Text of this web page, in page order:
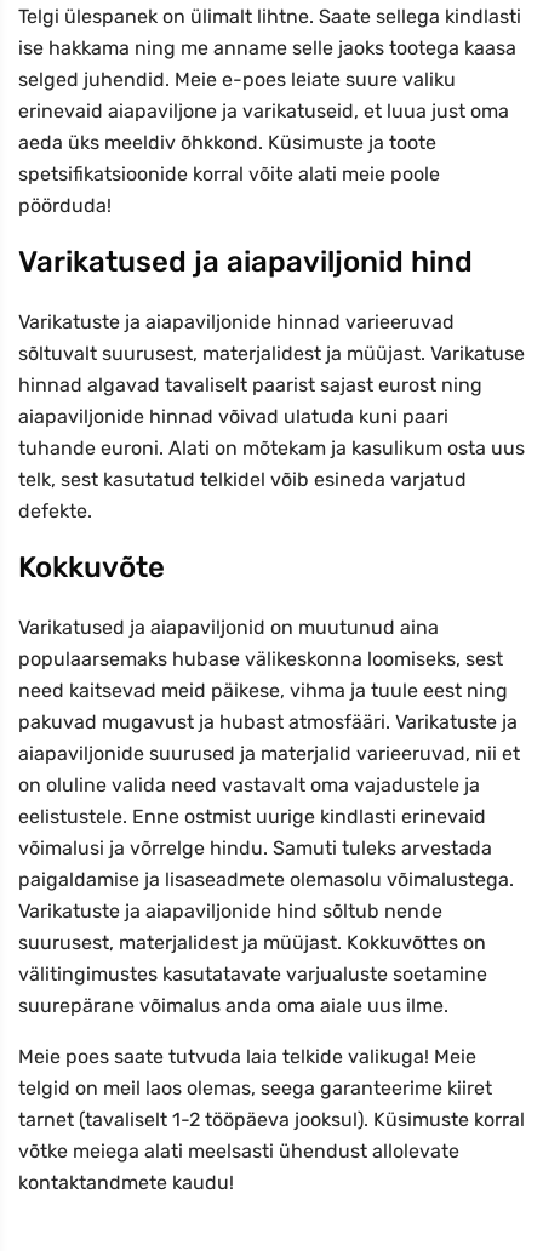
Telgi ülespanek on ülimalt lihtne. Saate sellega kindlasti
ise hakkama ning me anname selle jaoks tootega kaasa
selged juhendid. Meie e-poes leiate suure valiku
erinevaid aiapaviljone ja varikatuseid, et luua just oma
aeda üks meeldiv õhkkond. Küsimuste ja toote
spetsifikatsioonide korral võite alati meie poole
pöörduda!
Varikatused ja aiapaviljonid hind
Varikatuste ja aiapaviljonide hinnad varieeruvad
sõltuvalt suurusest, materjalidest ja müüjast. Varikatuse
hinnad algavad tavaliselt paarist sajast eurost ning
aiapaviljonide hinnad võivad ulatuda kuni paari
tuhande euroni. Alati on mõtekam ja kasulikum osta uus
telk, sest kasutatud telkidel võib esineda varjatud
defekte.
Kokkuvõte
Varikatused ja aiapaviljonid on muutunud aina
populaarsemaks hubase välikeskonna loomiseks, sest
need kaitsevad meid päikese, vihma ja tuule eest ning
pakuvad mugavust ja hubast atmosfääri. Varikatuste ja
aiapaviljonide suurused ja materjalid varieeruvad, nii et
on oluline valida need vastavalt oma vajadustele ja
eelistustele. Enne ostmist uurige kindlasti erinevaid
võimalusi ja võrrelge hindu. Samuti tuleks arvestada
paigaldamise ja lisaseadmete olemasolu võimalustega.
Varikatuste ja aiapaviljonide hind sõltub nende
suurusest, materjalidest ja müüjast. Kokkuvõttes on
välitingimustes kasutatavate varjualuste soetamine
suurepärane võimalus anda oma aiale uus ilme.
Meie poes saate tutvuda laia telkide valikuga! Meie
telgid on meil laos olemas, seega garanteerime kiiret
tarnet (tavaliselt 1-2 tööpäeva jooksul). Küsimuste korral
võtke meiega alati meelsasti ühendust allolevate
kontaktandmete kaudu!